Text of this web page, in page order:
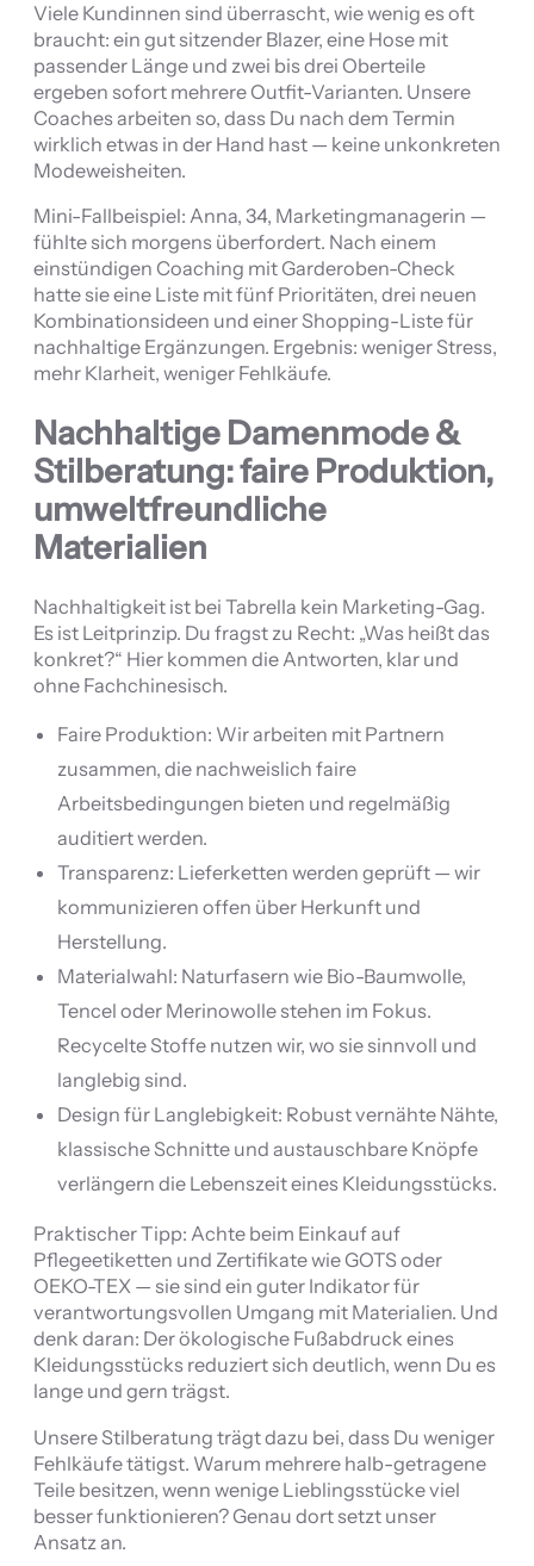
Viele Kundinnen sind überrascht, wie wenig es oft
braucht: ein gut sitzender Blazer, eine Hose mit
passender Länge und zwei bis drei Oberteile
ergeben sofort mehrere Outfit-Varianten. Unsere
Coaches arbeiten so, dass Du nach dem Termin
wirklich etwas in der Hand hast — keine unkonkreten
Modeweisheiten.
Mini-Fallbeispiel: Anna, 34, Marketingmanagerin —
fühlte sich morgens überfordert. Nach einem
einstündigen Coaching mit Garderoben-Check
hatte sie eine Liste mit fünf Prioritäten, drei neuen
Kombinationsideen und einer Shopping-Liste für
nachhaltige Ergänzungen. Ergebnis: weniger Stress,
mehr Klarheit, weniger Fehlkäufe.
Nachhaltige Damenmode &
Stilberatung: faire Produktion,
umweltfreundliche
Materialien
Nachhaltigkeit ist bei Tabrella kein Marketing-Gag.
Es ist Leitprinzip. Du fragst zu Recht: „Was heißt das
konkret?“ Hier kommen die Antworten, klar und
ohne Fachchinesisch.
Faire Produktion: Wir arbeiten mit Partnern
zusammen, die nachweislich faire
Arbeitsbedingungen bieten und regelmäßig
auditiert werden.
Transparenz: Lieferketten werden geprüft — wir
kommunizieren offen über Herkunft und
Herstellung.
Materialwahl: Naturfasern wie Bio-Baumwolle,
Tencel oder Merinowolle stehen im Fokus.
Recycelte Stoffe nutzen wir, wo sie sinnvoll und
langlebig sind.
Design für Langlebigkeit: Robust vernähte Nähte,
klassische Schnitte und austauschbare Knöpfe
verlängern die Lebenszeit eines Kleidungsstücks.
Praktischer Tipp: Achte beim Einkauf auf
Pflegeetiketten und Zertifikate wie GOTS oder
OEKO-TEX — sie sind ein guter Indikator für
verantwortungsvollen Umgang mit Materialien. Und
denk daran: Der ökologische Fußabdruck eines
Kleidungsstücks reduziert sich deutlich, wenn Du es
lange und gern trägst.
Unsere Stilberatung trägt dazu bei, dass Du weniger
Fehlkäufe tätigst. Warum mehrere halb-getragene
Teile besitzen, wenn wenige Lieblingsstücke viel
besser funktionieren? Genau dort setzt unser
Ansatz an.